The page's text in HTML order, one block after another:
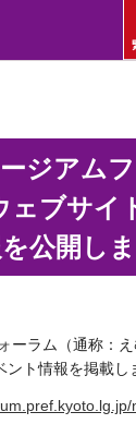
ージアム
ェブサイ
公開しま
ーラム（通称：
ト情報を掲載し